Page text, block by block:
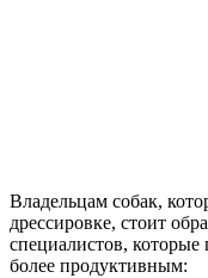
Владельцам собак,
дрессировке, стоит
специалистов, которые
более продуктивным: